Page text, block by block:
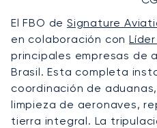
El FBO deSignature
en colaboración con
principales empresas de
Brasil. Esta completa
coordinación de
limpieza de aeronaves,
tierra integral. La